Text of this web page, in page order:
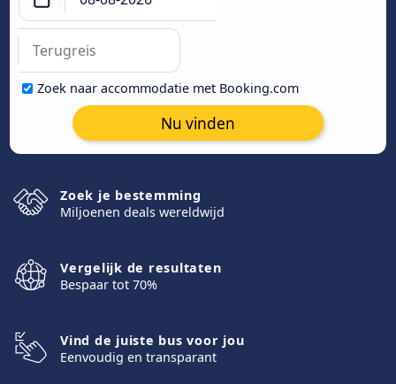
Zoek naar accommodatie met Booking.com
Nu vinden
Zoek je bestemming
Miljoenen deals wereldwijd
Vergelijk de resultaten
Bespaar tot 70%
Vind de juiste bus voor jou
Eenvoudig en transparant